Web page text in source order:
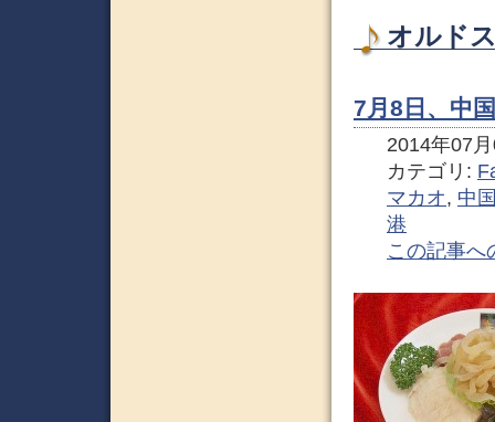
オルド
7月8日、中
2014年07
カテゴリ:
マカオ, 中
港
この記事へ